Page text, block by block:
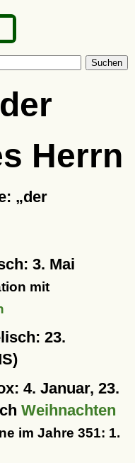
Suchen
Herrn
der
3. Mai
mit
23.
4. Januar, 23.
Weihnachten
im Jahre 351: 1.